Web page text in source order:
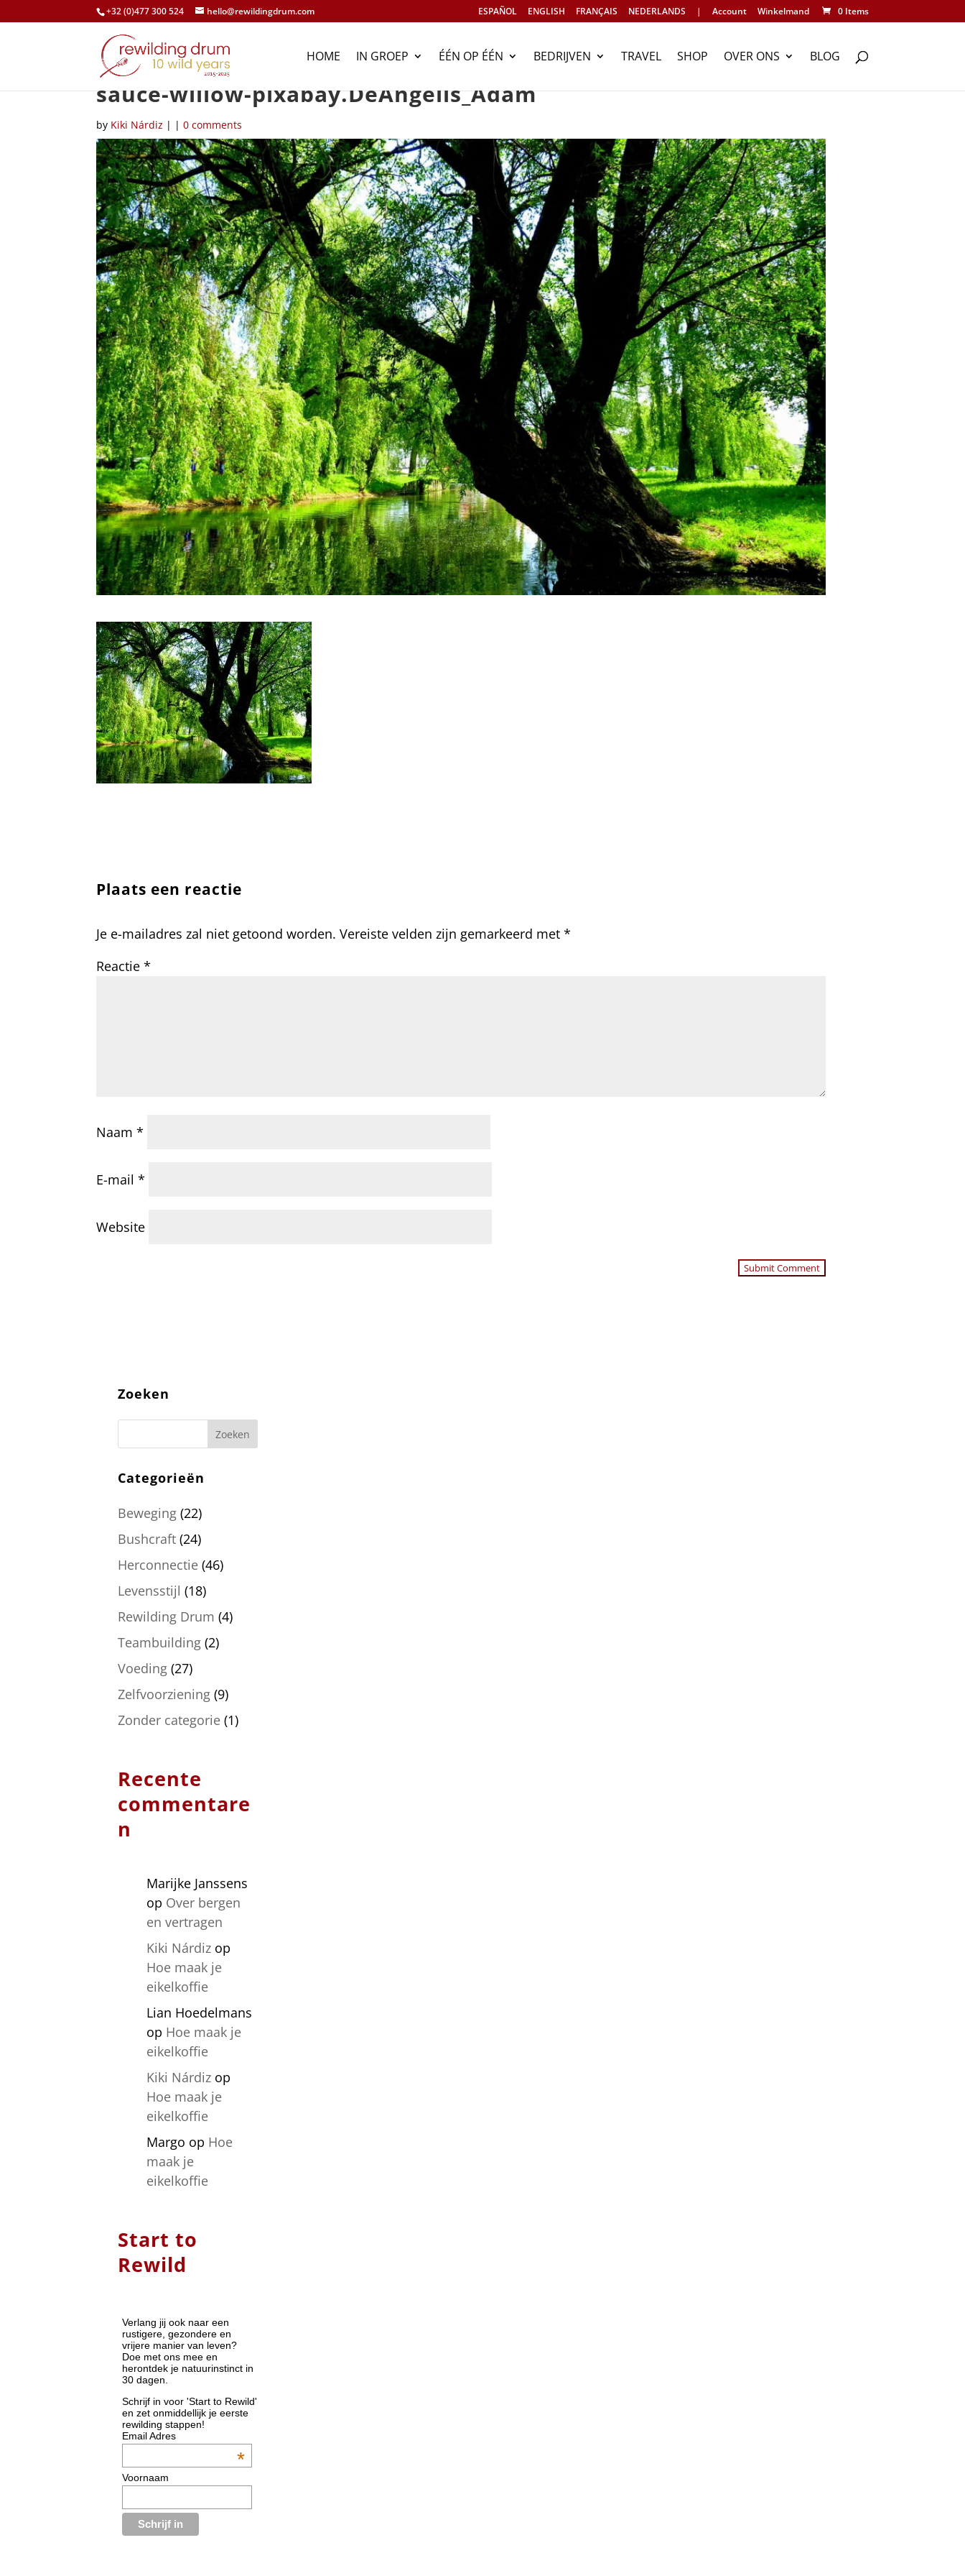
+32 (0)477 300 524 hello@rewildingdrum.com ESPAÑOL ENGLISH FRANÇAIS NEDERLANDS | Account Winkelmand 0 Items
HOME IN GROEP ÉÉN OP ÉÉN BEDRIJVEN TRAVEL SHOP OVER ONS BLOG
sauce-willow-pixabay.DeAngelis_Adam
by Kiki Nárdiz | |0 comments
Plaats een reactie
Je e-mailadres zal niet getoond worden. Vereiste velden zijn gemarkeerd met*
Reactie*
Naam*
E-mail*
Website
Zoeken
Categorieën
Beweging (22)
Bushcraft (24)
Herconnectie (46)
Levensstijl (18)
Rewilding Drum (4)
Teambuilding (2)
Voeding (27)
Zelfvoorziening (9)
Zonder categorie (1)
Recente
commentare
n
Marijke Janssens
op Over bergen
en vertragen
Kiki Nárdiz op
Hoe maak je
eikelkoffie
Lian Hoedelmans
op Hoe maak je
eikelkoffie
Kiki Nárdiz op
Hoe maak je
eikelkoffie
Margo op Hoe
maak je
eikelkoffie
Start to
Rewild
Verlang jij ook naar een
rustigere, gezondere en
vrijere manier van leven?
Doe met ons mee en
herontdek je natuurinstinct in
30 dagen.
Schrijf in voor 'Start to Rewild'
en zet onmiddellijk je eerste
rewilding stappen!
Email Adres
*
Voornaam